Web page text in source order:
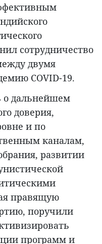
сотрудничество
двумя
COVID-19.
о дальнейшем
доверия,
и по
каналам,
развитии
правящую
поручили
программ и